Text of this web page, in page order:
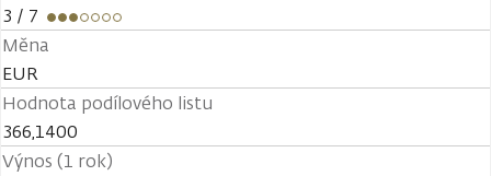
3 / 7
Měna
EUR
Hodnota podílového listu
366,1400
Výnos (1 rok)